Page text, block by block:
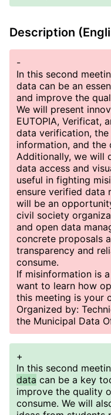
Description
-
In this second
data can be an
and improve the
We will present
EUTOPIA, Verificat,
data verification,
information, and the
Additionally, we will
data access and
useful in fighting
ensure verified data
will be an
civil society
and open data
concrete proposals
transparency and
consume.
If misinformation is
want to learn how
this meeting is your
Organized by:
the Municipal Data
+
In this second
data can be a key
improve the quality
consume. We will